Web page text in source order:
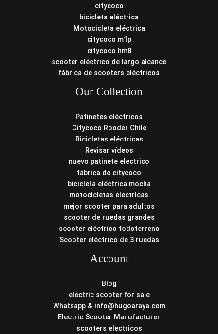
citycoco
bicicleta eléctrica
Motocicleta eléctrica
citycoco m1p
citycoco hm8
scooter eléctrico de largo alcance
fábrica de scooters eléctricos
Our Collection
Patinetes eléctricos
Citycoco Rooder Chile
Bicicletas eléctricas
Revisar vídeos
nuevo patinete electrico
fábrica de citycoco
bicicleta eléctrica mocha
motocicletas electricas
mejor scooter para adultos
scooter de ruedas grandes
scooter eléctrico todoterreno
Scooter eléctrico de 3 ruedas
Account
Blog
electric scooter for sale
Whatsapp & info@hugoaraya.com
Electric Scooter Manufacturer
scooters electricos